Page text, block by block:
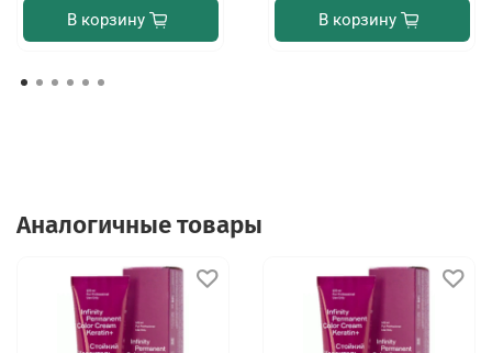
В корзину В корзину
Аналогичные товары